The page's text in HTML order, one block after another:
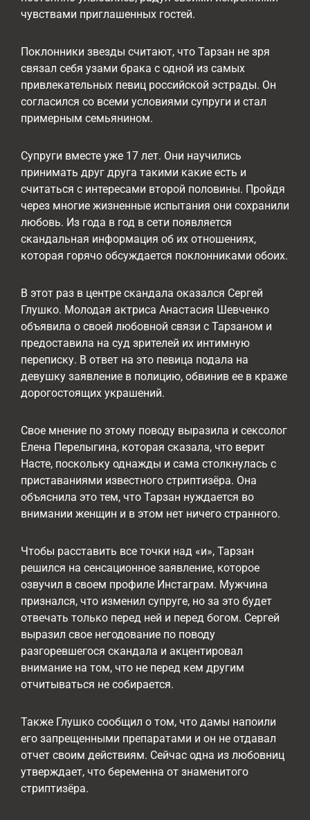
чувствами приглашенных гостей.
Поклонники звезды считают, что Тарзан не зря
связал себя узами брака с одной из самых
привлекательных певиц российской эстрады. Он
согласился со всеми условиями супруги и стал
примерным семьянином.
Супруги вместе уже 17 лет. Они научились
принимать друг друга такими какие есть и
считаться с интересами второй половины. Пройдя
через многие жизненные испытания они сохранили
любовь. Из года в год в сети появляется
скандальная информация об их отношениях,
которая горячо обсуждается поклонниками обоих.
В этот раз в центре скандала оказался Сергей
Глушко. Молодая актриса Анастасия Шевченко
объявила о своей любовной связи с Тарзаном и
предоставила на суд зрителей их интимную
переписку. В ответ на это певица подала на
девушку заявление в полицию, обвинив ее в краже
дорогостоящих украшений.
Свое мнение по этому поводу выразила и сексолог
Елена Перелыгина, которая сказала, что верит
Насте, поскольку однажды и сама столкнулась с
приставаниями известного стриптизёра. Она
объяснила это тем, что Тарзан нуждается во
внимании женщин и в этом нет ничего странного.
Чтобы расставить все точки над «и», Тарзан
решился на сенсационное заявление, которое
озвучил в своем профиле Инстаграм. Мужчина
признался, что изменил супруге, но за это будет
отвечать только перед ней и перед богом. Сергей
выразил свое негодование по поводу
разгоревшегося скандала и акцентировал
внимание на том, что не перед кем другим
отчитываться не собирается.
Также Глушко сообщил о том, что дамы напоили
его запрещенными препаратами и он не отдавал
отчет своим действиям. Сейчас одна из любовниц
утверждает, что беременна от знаменитого
стриптизёра.